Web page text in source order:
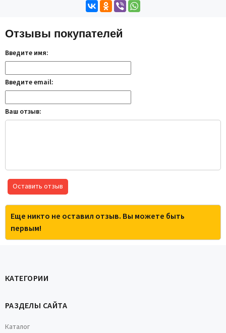
Отзывы покупателей
Введите имя:
Введите email:
Ваш отзыв:
Оставить отзыв
Еще никто не оставил отзыв. Вы можете быть
первым!
КАТЕГОРИИ
РАЗДЕЛЫ САЙТА
Каталог